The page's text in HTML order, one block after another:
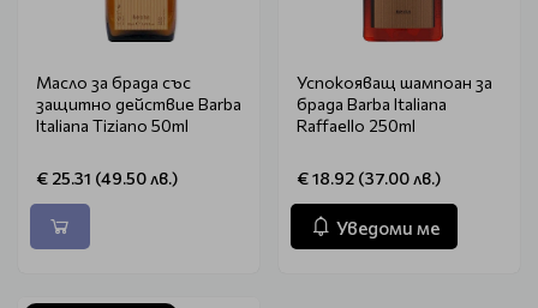
Масло за брада със
защитно действие Barba
Italiana Tiziano 50ml
€ 25.31 (49.50 лв.)
Успокояващ шампоан за
брада Barba Italiana
Raffaello 250ml
€ 18.92 (37.00 лв.)
Уведоми ме